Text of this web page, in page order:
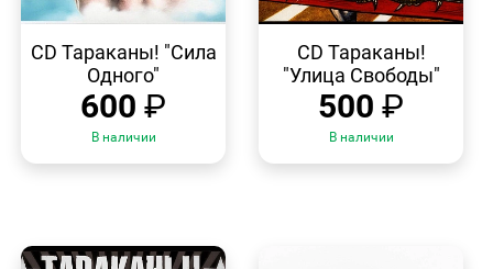
ПРОСМОТР
CD Тараканы! "Сила
Одного"
600 ₽
В наличии
CD Тараканы!
"Улица Свободы"
500 ₽
В наличии